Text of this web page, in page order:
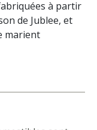
à partir
de Jublee, et
marient